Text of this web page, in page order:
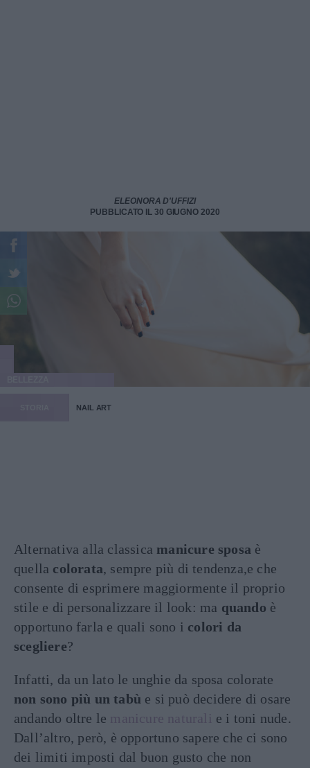
ELEONORA D'UFFIZI
PUBBLICATO IL 30 GIUGNO 2020
NAIL ART
Alternativa alla classica manicure sposa è
quella colorata, sempre più di tendenza,e che
consente di esprimere maggiormente il proprio
stile e di personalizzare il look: ma quando è
opportuno farla e quali sono i colori da
scegliere?
Infatti, da un lato le unghie da sposa colorate
non sono più un tabù e si può decidere di osare
andando oltre le manicure naturali e i toni nude.
Dall’altro, però, è opportuno sapere che ci sono
dei limiti imposti dal buon gusto che non